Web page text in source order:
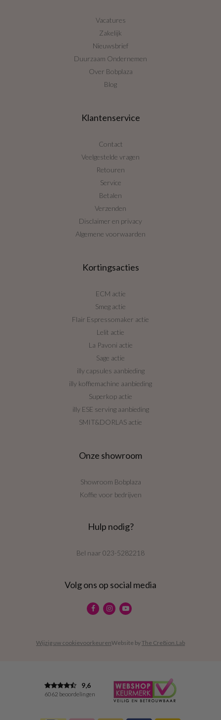
Vacatures
Zakelijk
Nieuwsbrief
Duurzaam Ondernemen
Over Bobplaza
Blog
Klantenservice
Contact
Veelgestelde vragen
Retouren
Service
Betalen
Verzenden
Disclaimer en privacy
Algemene voorwaarden
Kortingsacties
ECM actie
Smeg actie
Flair Espressomaker actie
Lelit actie
La Pavoni actie
Sage actie
illy capsules aanbieding
illy koffiemachine aanbieding
Superkop actie
illy ESE serving aanbieding
SMIT&DORLAS actie
Onze showroom
Showroom Bobplaza
Koffie voor bedrijven
Hulp nodig?
Bel naar 023-5282218
Volg ons op social media
Wijzig uw cookievoorkeurenWebsite byThe Cre8ion.Lab
9,6
6062 beoordelingen